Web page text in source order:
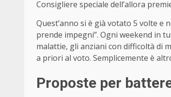
Consigliere speciale dell’allora
Quest’anno si è già votato 5 volte e
prende impegni”. Ogni weekend in
malattie, gli anziani con difficoltà di
a priori al voto. Semplicemente è
Proposte per